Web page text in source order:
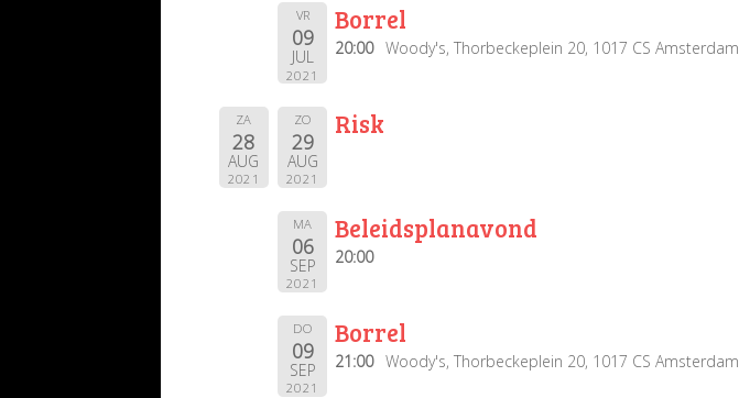
VR
09
JUL
2021
Borrel
20:00 Woody's, Thorbeckeplein 20, 1017 CS Amsterdam
ZA
28
AUG
2021
ZO
29
AUG
2021
Risk
MA
06
SEP
2021
Beleidsplanavond
20:00
DO
09
SEP
2021
Borrel
21:00 Woody's, Thorbeckeplein 20, 1017 CS Amsterdam